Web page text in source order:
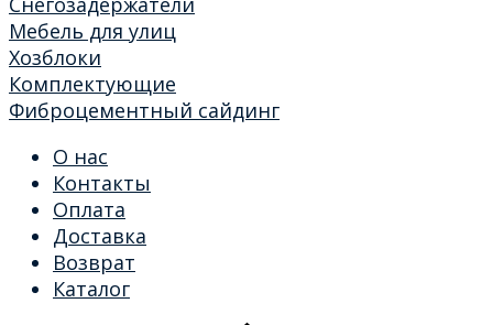
Мебель для улиц
Хозблоки
Комплектующие
Фиброцементный сайдинг
О нас
Контакты
Оплата
Доставка
Возврат
Каталог